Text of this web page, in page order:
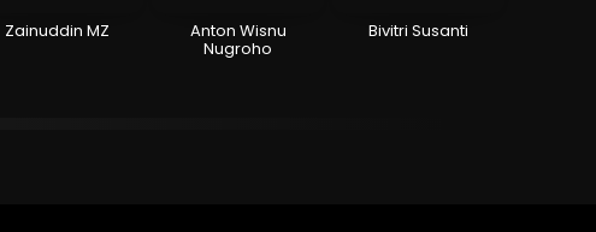
Zainuddin MZ Anton Wisnu
Nugroho
Bivitri Susanti